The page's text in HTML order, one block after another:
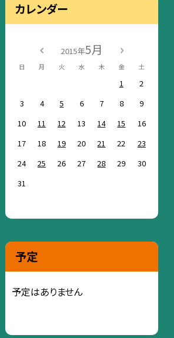
カレンダー
2015年5月
日 月 火 水 木 金 土
1
2
3
4 5 6 7 8
9
10
11 12 13 14 15
16
17
18 19 20 21 22
23
24
25 26 27 28 29
30
31
予定
予定はありません